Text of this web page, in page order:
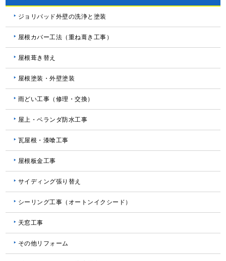
ジョリパッド外壁の洗浄と塗装
屋根カバー工法（重ね葺き工事）
屋根葺き替え
屋根塗装・外壁塗装
雨どい工事（修理・交換）
屋上・ベランダ防水工事
瓦屋根・漆喰工事
屋根板金工事
サイディング張り替え
シーリング工事（オートンイクシード）
天窓工事
その他リフォーム